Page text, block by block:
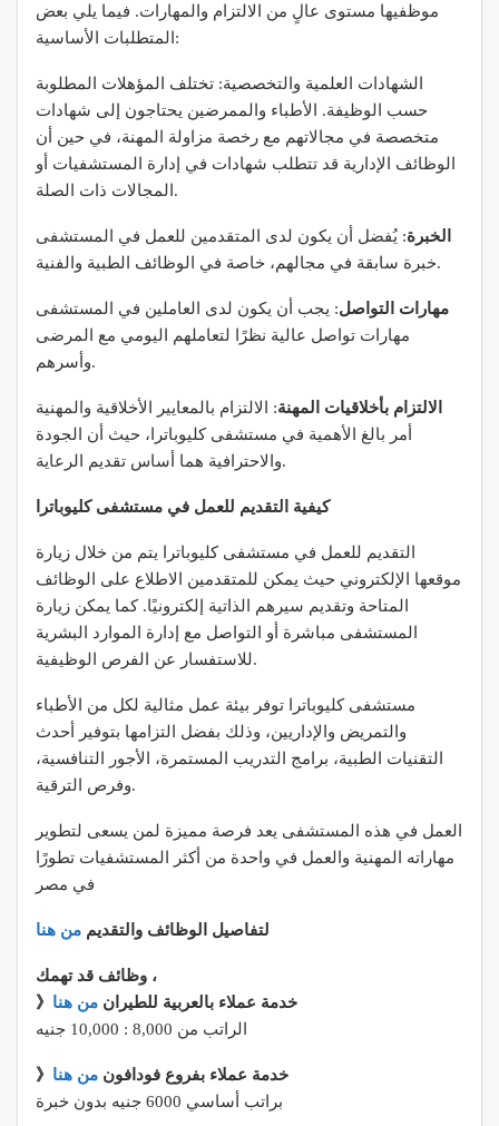
موظفيها مستوى عالٍ من الالتزام والمهارات. فيما يلي بعض
المتطلبات الأساسية:
الشهادات العلمية والتخصصية: تختلف المؤهلات المطلوبة
حسب الوظيفة. الأطباء والممرضين يحتاجون إلى شهادات
متخصصة في مجالاتهم مع رخصة مزاولة المهنة، في حين أن
الوظائف الإدارية قد تتطلب شهادات في إدارة المستشفيات أو
المجالات ذات الصلة.
الخبرة: يُفضل أن يكون لدى المتقدمين للعمل في المستشفى
خبرة سابقة في مجالهم، خاصة في الوظائف الطبية والفنية.
مهارات التواصل: يجب أن يكون لدى العاملين في المستشفى
مهارات تواصل عالية نظرًا لتعاملهم اليومي مع المرضى
وأسرهم.
الالتزام بأخلاقيات المهنة: الالتزام بالمعايير الأخلاقية والمهنية
أمر بالغ الأهمية في مستشفى كليوباترا، حيث أن الجودة
والاحترافية هما أساس تقديم الرعاية.
كيفية التقديم للعمل في مستشفى كليوباترا
التقديم للعمل في مستشفى كليوباترا يتم من خلال زيارة
موقعها الإلكتروني حيث يمكن للمتقدمين الاطلاع على الوظائف
المتاحة وتقديم سيرهم الذاتية إلكترونيًا. كما يمكن زيارة
المستشفى مباشرة أو التواصل مع إدارة الموارد البشرية
للاستفسار عن الفرص الوظيفية.
مستشفى كليوباترا توفر بيئة عمل مثالية لكل من الأطباء
والتمريض والإداريين، وذلك بفضل التزامها بتوفير أحدث
التقنيات الطبية، برامج التدريب المستمرة، الأجور التنافسية،
وفرص الترقية.
العمل في هذه المستشفى يعد فرصة مميزة لمن يسعى لتطوير
مهاراته المهنية والعمل في واحدة من أكثر المستشفيات تطورًا
في مصر
لتفاصيل الوظائف والتقديم من هنا
وظائف قد تهمك ،
》خدمة عملاء بالعربية للطيران من هنا
الراتب من 8,000 : 10,000 جنيه
》خدمة عملاء بفروع فودافون من هنا
براتب أساسي 6000 جنيه بدون خبرة